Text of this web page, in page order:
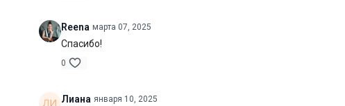
Reena марта 07, 2025
Спасибо!
0
Лиана января 10, 2025